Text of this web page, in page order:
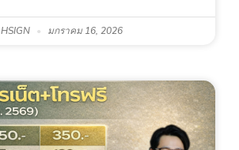
HSIGN มกราคม 16, 2026